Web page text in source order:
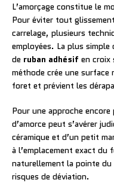
L’amorçage constitue le
Pour éviter tout
carrelage, plusieurs
employées. La plus
de ruban adhésif en croix
méthode crée une surface
foret et prévient les
Pour une approche
d’amorce peut s’avérer
céramique et d’un petit
à l’emplacement exact
naturellement la pointe
risques de déviation.